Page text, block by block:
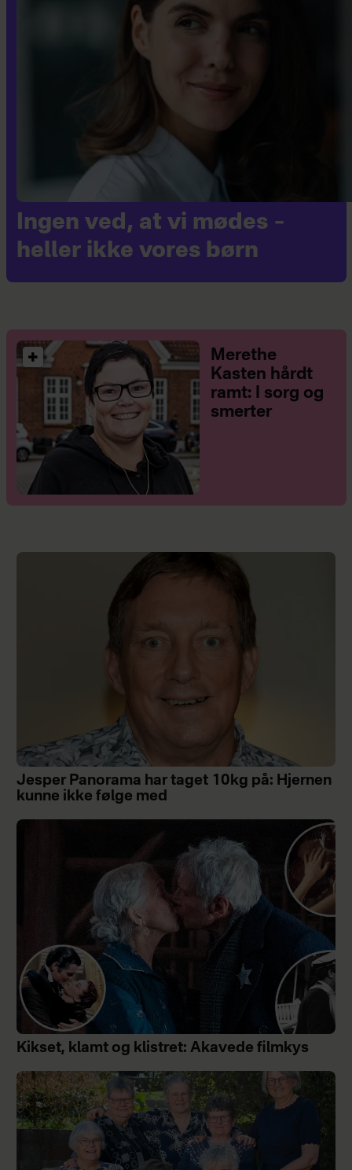
Ingen ved, at vi mødes –
heller ikke vores børn
Merethe
Kasten hårdt
ramt: I sorg og
smerter
Jesper Panorama har taget 10kg på: Hjernen
kunne ikke følge med
Kikset, klamt og klistret: Akavede filmkys